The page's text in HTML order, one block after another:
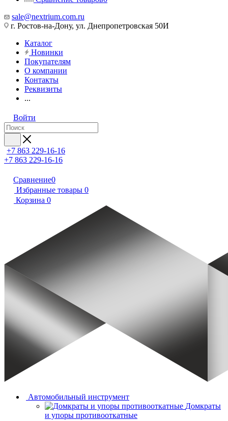
sale@nextrium.com.ru
г. Ростов-на-Дону, ул. Днепропетровская 50И
Каталог
Новинки
Покупателям
О компании
Контакты
Реквизиты
...
Войти
+7 863 229-16-16
+7 863 229-16-16
Сравнение0
Избранные товары 0
Корзина 0
Автомобильный инструмент
Домкраты
и упоры противооткатные